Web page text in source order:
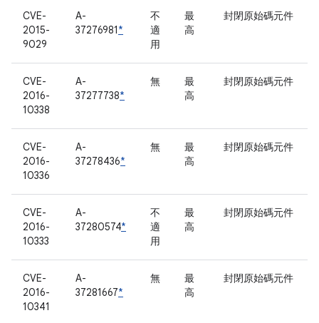
CVE-
2015-
9029
A-
37276981*
不
適
用
最
高
封閉原始碼元件
CVE-
2016-
10338
A-
37277738*
無
最
高
封閉原始碼元件
CVE-
2016-
10336
A-
37278436*
無
最
高
封閉原始碼元件
CVE-
2016-
10333
A-
37280574*
不
適
用
最
高
封閉原始碼元件
CVE-
2016-
10341
A-
37281667*
無
最
高
封閉原始碼元件